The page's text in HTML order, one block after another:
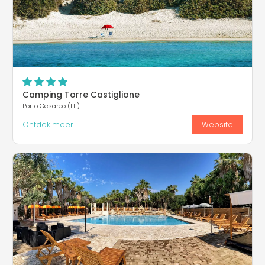
Camping Torre Castiglione
Porto Cesareo (LE)
Ontdek meer Website